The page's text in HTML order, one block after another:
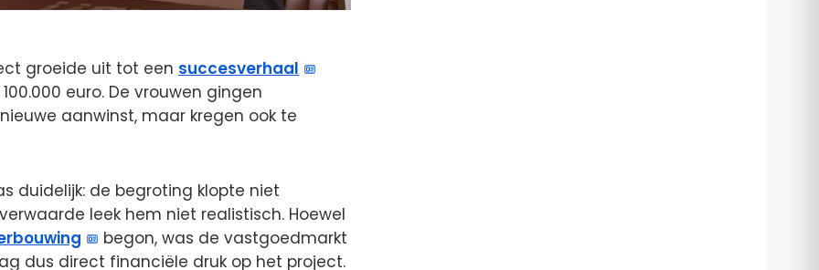
groeide uit tot een succesverhaal
euro. De vrouwen gingen
aanwinst, maar kregen ook te
duidelijk: de begroting klopte niet
leek hem niet realistisch. Hoewel
begon, was de vastgoedmarkt
dus direct financiële druk op het project.